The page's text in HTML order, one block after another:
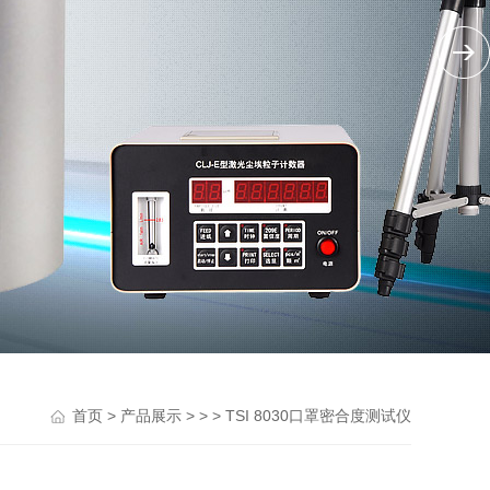
首页 > 产品展示 > > > TSI 8030口罩密合度测试仪